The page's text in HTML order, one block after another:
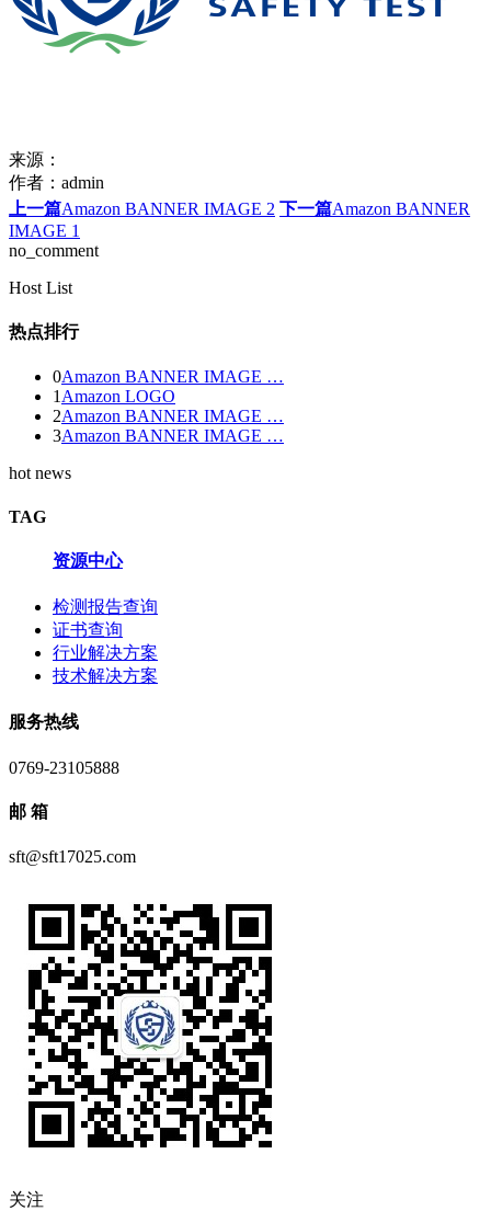
来源：
作者： admin
上一篇Amazon BANNER IMAGE 2 下一篇Amazon BANNER
IMAGE 1
no_comment
Host List
热点排行
0Amazon BANNER IMAGE …
1 Amazon LOGO
2Amazon BANNER IMAGE …
3Amazon BANNER IMAGE …
hot news
TAG
资源中心
检测报告查询
证书查询
行业解决方案
技术解决方案
服务热线
0769-23105888
邮 箱
sft@sft17025.com
关注